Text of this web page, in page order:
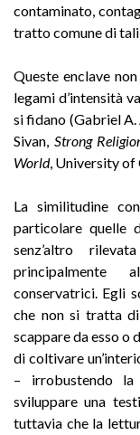
contaminato,
tratto comune di
Queste enclave
legami d’intensità
si fidano (Gabriel A.
Sivan, Strong
World, University of
La similitudine
particolare quelle
senz’altro
principalmente
conservatrici. Egli
che non si tratta
scappare da esso o
di coltivare
– irrobustendo
sviluppare una
tuttavia che la